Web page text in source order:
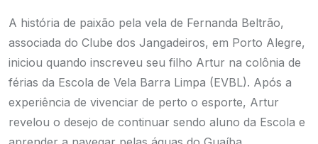
A história de paixão pela vela de Fernanda Beltrão,
associada do Clube dos Jangadeiros, em Porto Alegre,
iniciou quando inscreveu seu filho Artur na colônia de
férias da Escola de Vela Barra Limpa (EVBL). Após a
experiência de vivenciar de perto o esporte, Artur
revelou o desejo de continuar sendo aluno da Escola e